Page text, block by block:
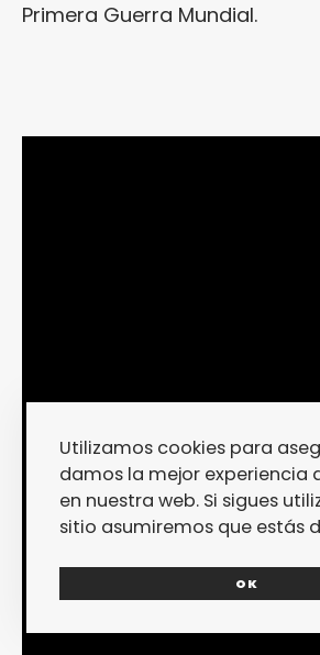
Primera Guerra Mundial.
Utilizamos cookies para
damos la mejor experiencia
en nuestra web. Si sigues
sitio asumiremos que estás
OK